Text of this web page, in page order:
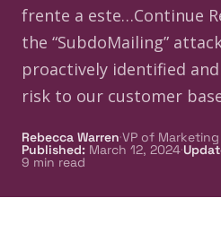
frente a este…Continue
the “SubdoMailing”
proactively identified
risk to our customer
Rebecca Warren·VP of Marketing
Published: March 12, 2024·
9 min read